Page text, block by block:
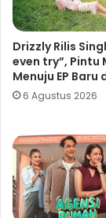
Drizzly Rilis
even try”, Pintu
Menuju EP Baru
6 Agustus 2026